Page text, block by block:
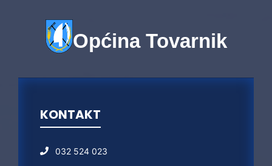
Općina Tovarnik
KONTAKT
032 524 023